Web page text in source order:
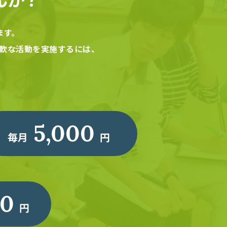
。
活動を実施するには、
毎月 5,000 円
円